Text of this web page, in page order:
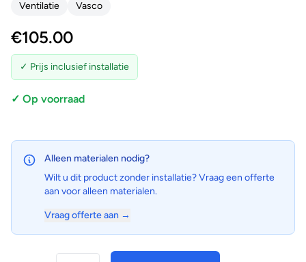
Ventilatie Vasco
€105.00
✓ Prijs inclusief installatie
✓ Op voorraad
Alleen materialen nodig?
Wilt u dit product zonder installatie? Vraag een offerte
aan voor alleen materialen.
Vraag offerte aan →